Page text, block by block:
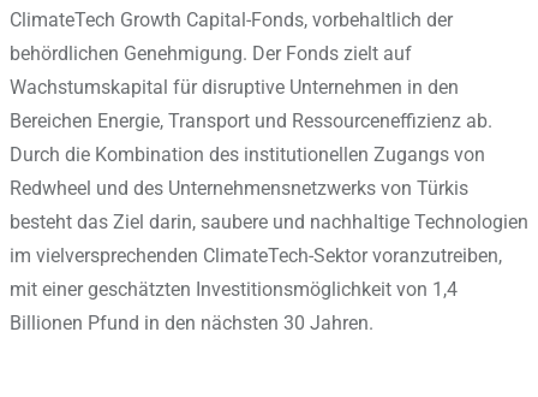
ClimateTech Growth Capital-Fonds, vorbehaltlich der
behördlichen Genehmigung. Der Fonds zielt auf
Wachstumskapital für disruptive Unternehmen in den
Bereichen Energie, Transport und Ressourceneffizienz ab.
Durch die Kombination des institutionellen Zugangs von
Redwheel und des Unternehmensnetzwerks von Türkis
besteht das Ziel darin, saubere und nachhaltige Technologien
im vielversprechenden ClimateTech-Sektor voranzutreiben,
mit einer geschätzten Investitionsmöglichkeit von 1,4
Billionen Pfund in den nächsten 30 Jahren.